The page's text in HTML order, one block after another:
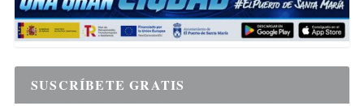
SUSCRÍBETE GRATIS